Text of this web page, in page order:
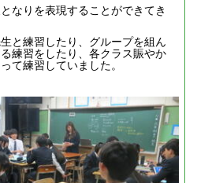
なりを表現することができてき
と練習したり、グループを組ん
練習をしたり、各クラス賑やか
て練習していました。